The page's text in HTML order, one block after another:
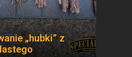
„hubki” z